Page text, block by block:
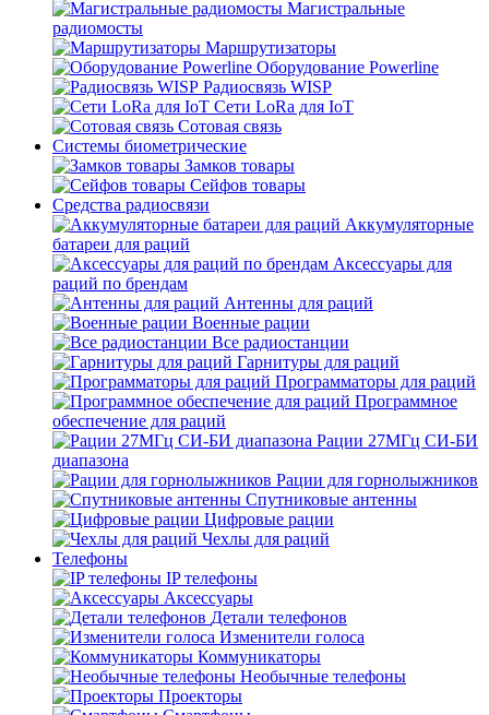
Магистральные
радиомосты
Маршрутизаторы
Оборудование Powerline
Радиосвязь WISP
Сети LoRa для IoT
Сотовая связь
Системы биометрические
Замков товары
Сейфов товары
Средства радиосвязи
Аккумуляторные
батареи для раций
Аксессуары для
раций по брендам
Антенны для раций
Военные рации
Все радиостанции
Гарнитуры для раций
Программаторы для раций
Программное
обеспечение для раций
Рации 27МГц СИ-БИ
диапазона
Рации для горнолыжников
Спутниковые антенны
Цифровые рации
Чехлы для раций
Телефоны
IP телефоны
Аксессуары
Детали телефонов
Изменители голоса
Коммуникаторы
Необычные телефоны
Проекторы